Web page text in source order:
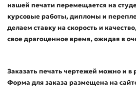
нашей печати перемещается на
курсовые работы, дипломы и
делаем ставку на скорость и
свое драгоценное время, ожидая в
Заказать печать чертежей можно и
Форма для заказа размещена на